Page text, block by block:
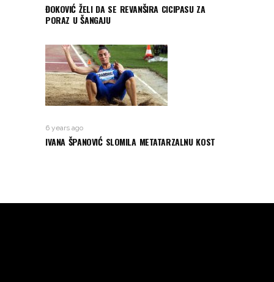
ĐOKOVIĆ ŽELI DA SE REVANŠIRA CICIPASU ZA
PORAZ U ŠANGAJU
6 years ago
IVANA ŠPANOVIĆ SLOMILA METATARZALNU KOST